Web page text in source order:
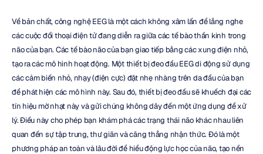
Về bản chất, công nghệ EEG là một cách không xâm lấn để lắng nghe
các cuộc đối thoại điện tử đang diễn ra giữa các tế bào thần kinh trong
não của bạn. Các tế bào não của bạn giao tiếp bằng các xung điện nhỏ,
tạo ra các mô hình hoạt động. Một thiết bị đeo đầu EEG di động sử dụng
các cảm biến nhỏ, nhạy (điện cực) đặt nhẹ nhàng trên da đầu của bạn
để phát hiện các mô hình này. Sau đó, thiết bị đeo đầu sẽ khuếch đại các
tín hiệu mờ nhạt này và gửi chúng không dây đến một ứng dụng để xử
lý. Điều này cho phép bạn khám phá các trạng thái não khác nhau liên
quan đến sự tập trung, thư giãn và căng thẳng nhận thức. Đó là một
phương pháp an toàn và lâu đời để hiểu động lực học của não, tạo nền